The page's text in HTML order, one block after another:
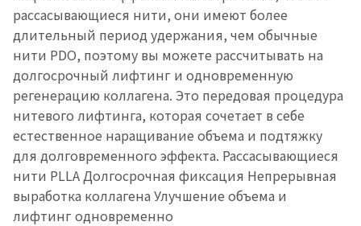
рассасывающиеся нити, они имеют более
длительный период удержания, чем обычные
нити PDO, поэтому вы можете рассчитывать на
долгосрочный лифтинг и одновременную
регенерацию коллагена. Это передовая процедура
нитевого лифтинга, которая сочетает в себе
естественное наращивание объема и подтяжку
для долговременного эффекта. Рассасывающиеся
нити PLLA Долгосрочная фиксация Непрерывная
выработка коллагена Улучшение объема и
лифтинг одновременно